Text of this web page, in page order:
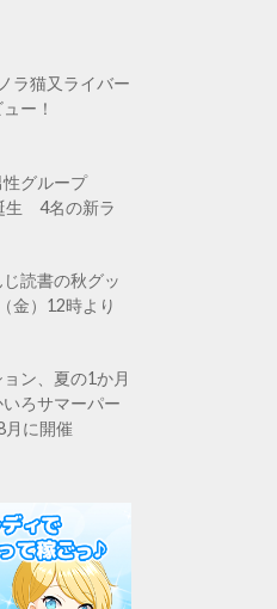
ラ猫又ライバー
ー！
グループ
生 4名の新ラ
読書の秋グッ
金）12時より
ン、夏の1か月
ろサマーパー
月に開催